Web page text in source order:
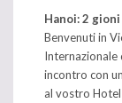
Hanoi: 2
Benvenuti in
Internazionale
incontro con
al vostro